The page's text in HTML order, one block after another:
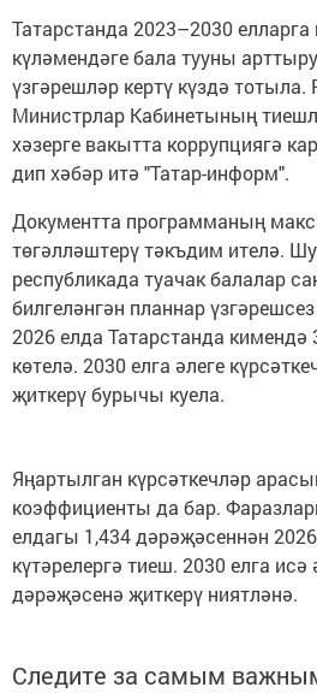
Татарстанда 2023–2030 елларга
күләмендәге бала тууны
үзгәрешләр кертү күздә тотыла.
Министрлар Кабинетының
хәзерге вакытта коррупциягә
дип хәбәр итә "Татар-информ".
Документта программаның
төгәлләштерү тәкъдим ителә.
республикада туачак балалар
билгеләнгән планнар
2026 елда Татарстанда
көтелә. 2030 елга әлеге
җиткерү бурычы куела.
Яңартылган күрсәткечләр
коэффициенты да бар.
елдагы 1,434 дәрәҗәсеннән
күтәрелергә тиеш. 2030 елга
дәрәҗәсенә җиткерү ниятләнә.
Следите за самым